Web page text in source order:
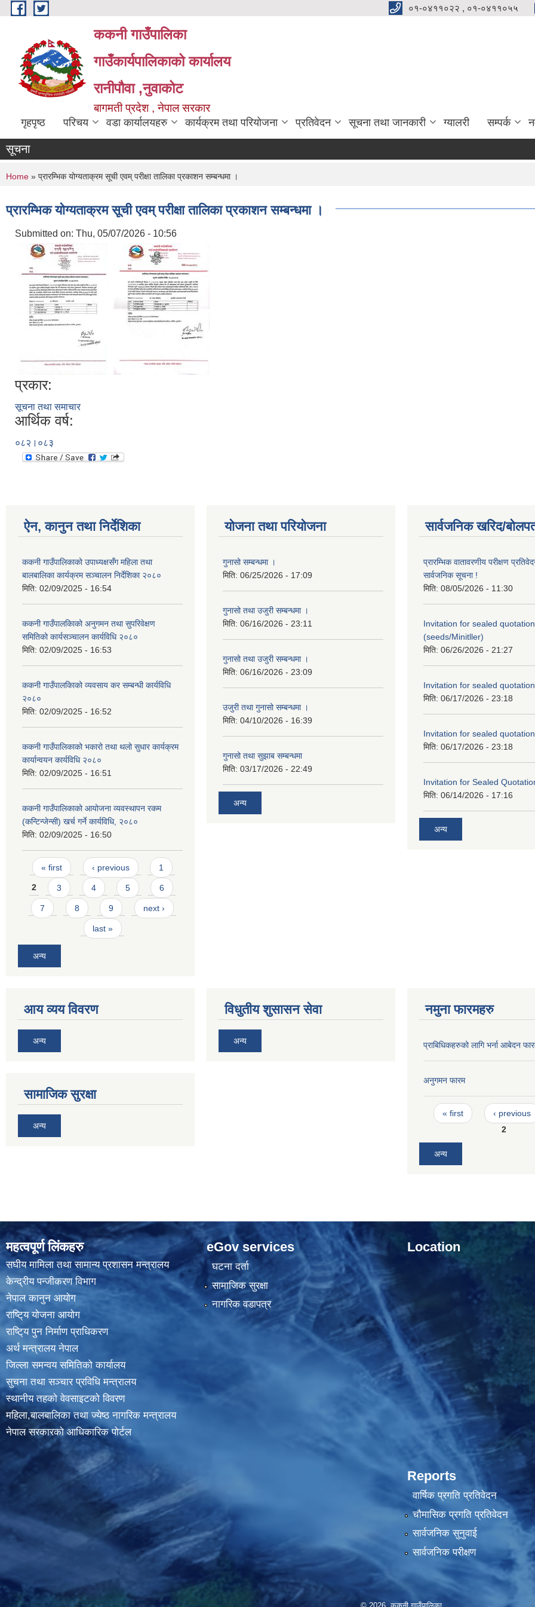
Skip to main content ०१-०४११०२२ , ०१-०४११०५५
ककनी गाउँपालिका
गाउँकार्यपालिकाको कार्यालय
रानीपौवा ,नुवाकोट
बागमती प्रदेश , नेपाल सरकार
गृहपृष्ठ परिचय वडा कार्यालयहरु कार्यक्रम तथा परियोजना प्रतिवेदन सूचना तथा जानकारी ग्यालरी सम्पर्क
सूचना
You are here
Home » प्रारम्भिक योग्यताक्रम सूची एवम् परीक्षा तालिका प्रकाशन सम्बन्धमा ।
प्रारम्भिक योग्यताक्रम सूची एवम् परीक्षा तालिका प्रकाशन सम्बन्धमा ।
Submitted on: Thu, 05/07/2026 - 10:56
प्रकार:
सूचना तथा समाचार
आर्थिक वर्ष:
०८२।०८३
ऐन, कानुन तथा निर्देशिका
ककनी गाउँपालिकाको उपाध्यक्षसँग महिला तथा
बालबालिका कार्यक्रम सञ्चालन निर्देशिका २०८०
मिति: 02/09/2025 - 16:54
ककनी गाउँपालकिाको अनुगमन तथा सुपरिवेक्षण
समितिको कार्यसञ्चालन कार्यविधि २०८०
मिति: 02/09/2025 - 16:53
ककनी गाउँपालकिाको व्यवसाय कर सम्बन्धी कार्यविधि
२०८०
मिति: 02/09/2025 - 16:52
ककनी गाउँपालिकाको भकारो तथा थलो सुधार कार्यक्रम
कार्यान्वयन कार्यविधि २०८०
मिति: 02/09/2025 - 16:51
ककनी गाउँपालिकाको आयोजना व्यवस्थापन रकम
(कन्टिन्जेन्सी) खर्च गर्ने कार्यविधि, २०८०
मिति: 02/09/2025 - 16:50
Pages
« first ‹ previous 1
2 3 4 5 6
7 8 9 next ›
last »
अन्य
योजना तथा परियोजना
गुनासो सम्बन्धमा ।
मिति: 06/25/2026 - 17:09
गुनासो तथा उजुरी सम्बन्धमा ।
मिति: 06/16/2026 - 23:11
गुनासो तथा उजुरी सम्बन्धमा ।
मिति: 06/16/2026 - 23:09
उजुरी तथा गुनासो सम्बन्धमा ।
मिति: 04/10/2026 - 16:39
गुनासो तथा सुझाब सम्बन्धमा
मिति: 03/17/2026 - 22:49
अन्य
सार्वजनिक खरिद/
प्रारम्भिक वातावरणीय परीक्षण
सार्वजनिक सूचना !
मिति: 08/05/2026 - 11:30
Invitation for sealed quotation
(seeds/Minitller)
मिति: 06/26/2026 - 21:27
Invitation for sealed quotation
मिति: 06/17/2026 - 23:18
Invitation for sealed quotation
मिति: 06/17/2026 - 23:18
Invitation for Sealed
मिति: 06/14/2026 - 17:16
अन्य
आय व्यय विवरण
अन्य
सामाजिक सुरक्षा
अन्य
विधुतीय शुसासन सेवा
अन्य
नमुना फारमहरु
प्राबिधिकहरुको लागि भर्ना आबेदन
अनुगमन फारम
Pages
« first ‹ previous
2
अन्य
महत्वपूर्ण लिंकहरु
स‌घीय मामिला तथा सामान्य प्रशासन मन्त्रालय
केन्द्रीय पन्जीकरण विभाग
नेपाल कानुन आयाेग
राष्टि्य याेजना आयाेग
राष्टि्य पुन निर्माण प्राधिकरण
अर्थ मन्त्रालय नेपाल
जिल्ला समन्वय समितिको कार्यालय
सुचना तथा सञ्चार प्रविधि मन्त्रालय
स्थानीय तहकाे वेवसाइटकाे विवरण
महिला,बालबालिका तथा ज्येष्ठ नागरिक मन्त्रालय
नेपाल सरकारको आधिकारिक पोर्टल
eGov services
घटना दर्ता
सामाजिक सुरक्षा
नागरिक वडापत्र
Location
Reports
वार्षिक प्रगति प्रतिवेदन
चौमासिक प्रगति प्रतिवेदन
सार्वजनिक सुनुवाई
सार्वजनिक परीक्षण